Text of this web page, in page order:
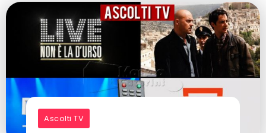
Ascolti TV